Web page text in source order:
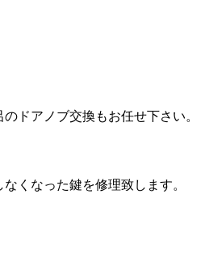
ドアノブ交換もお任せ下さい。
くなった鍵を修理致します。